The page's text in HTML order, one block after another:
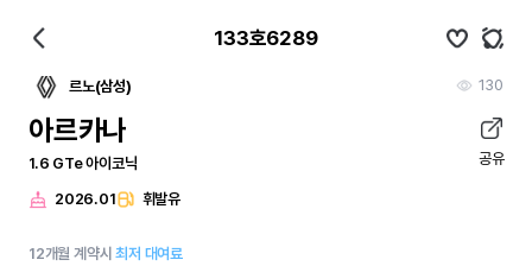
133호6289
르노(삼성) 130
아르카나
1.6 GTe 아이코닉 공유
2026.01 휘발유
12개월 계약시최저 대여료